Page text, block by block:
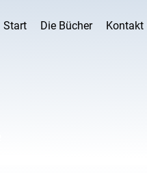
Start Die Bücher Kontakt